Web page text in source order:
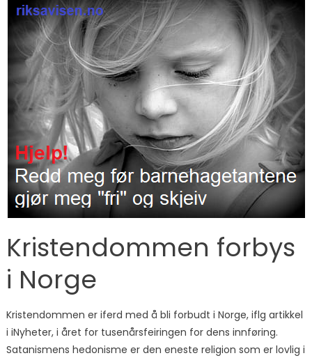
Kristendommen forbys
i Norge
Kristendommen er iferd med å bli forbudt i Norge, iflg artikkel
i iNyheter, i året for tusenårsfeiringen for dens innføring.
Satanismens hedonisme er den eneste religion som er lovlig i